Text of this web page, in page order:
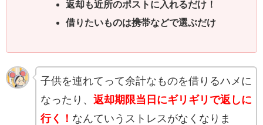
返却も近所のポストに入れるだけ！
借りたいものは携帯などで選ぶだけ
子供を連れてって余計なものを借りるハメに
なったり、 返却期限当日にギリギリで返しに
行く！ なんていうストレスがなくなりま